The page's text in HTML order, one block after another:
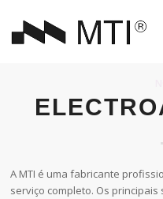
A MTI é uma fabricante
serviço completo. Os